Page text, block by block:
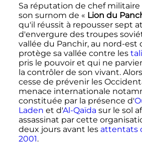
Sa réputation de chef
son surnom de « Lion du
qu'il réussit à repousser sept
d'envergure des troupes
vallée du Panchir, au nord-est
protège sa vallée contre les
pris le pouvoir et qui ne
la contrôler de son vivant.
cesse de prévenir les
menace internationale
constituée par la présence d'
Laden et d'Al-Qaïda sur le sol
assassinat par cette
deux jours avant les attentats
2001.